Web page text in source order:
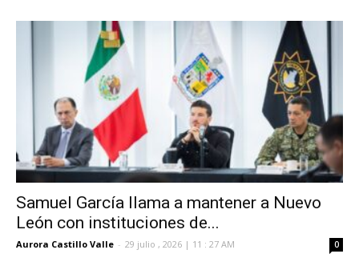
Samuel García llama a mantener a Nuevo
León con instituciones de...
Aurora Castillo Valle - 29 julio , 2026 | 11 : 27 AM 0